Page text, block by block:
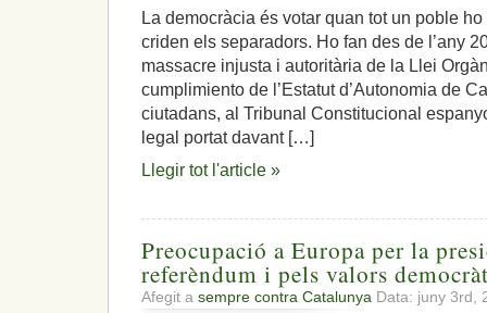
La democràcia és votar quan tot un poble
criden els separadors. Ho fan des de l’any
massacre injusta i autoritària de la Llei
cumplimiento de l’Estatut d’Autonomia de
ciutadans, al Tribunal Constitucional
legal portat davant […]
Llegir tot l'article »
Preocupació a Europa per la
referèndum i pels valors
Afegit a sempre contra Catalunya Data: juny 3rd,